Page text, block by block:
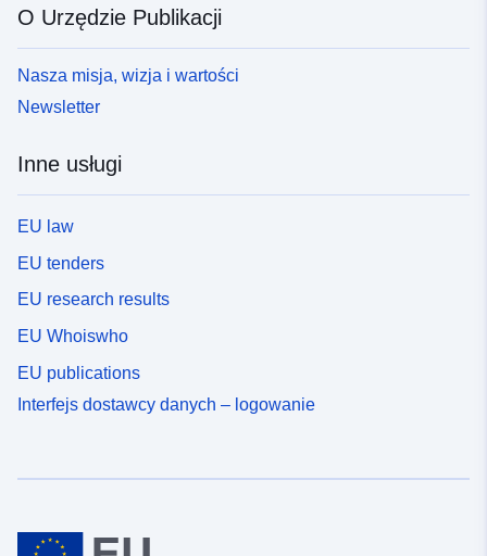
O Urzędzie Publikacji
Nasza misja, wizja i wartości
Newsletter
Inne usługi
EU law
EU tenders
EU research results
EU Whoiswho
EU publications
Interfejs dostawcy danych – logowanie